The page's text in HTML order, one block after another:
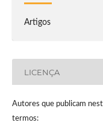
Artigos
LICENÇA
Autores que publicam
termos: